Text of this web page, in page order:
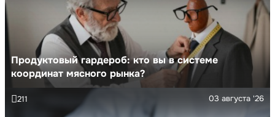
Продуктовый гардероб: кто вы в системе
координат мясного рынка?
03 августа '26
211